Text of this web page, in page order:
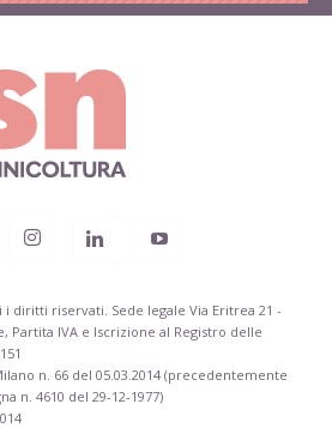
diritti riservati. Sede legale Via Eritrea 21 -
Partita IVA e Iscrizione al Registro delle
n. 66 del 05.03.2014 (precedentemente
n. 4610 del 29-12-1977)